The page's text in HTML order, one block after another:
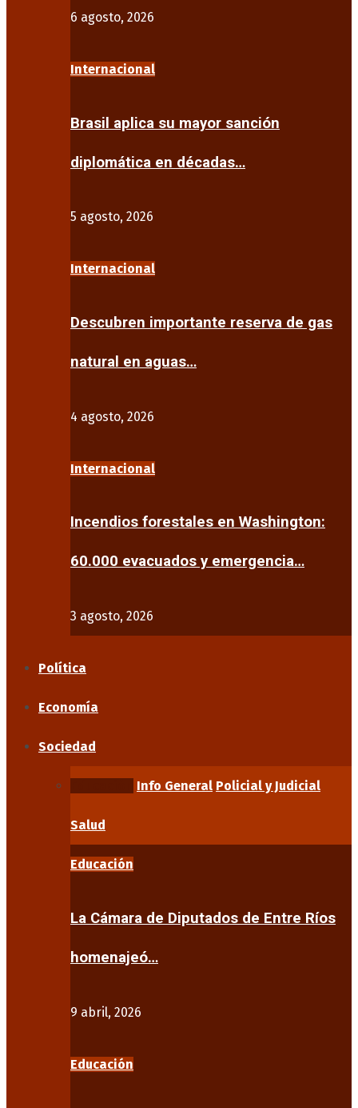
6 agosto, 2026
Internacional
Brasil aplica su mayor sanción
diplomática en décadas…
5 agosto, 2026
Internacional
Descubren importante reserva de gas
natural en aguas…
4 agosto, 2026
Internacional
Incendios forestales en Washington:
60.000 evacuados y emergencia…
3 agosto, 2026
Política
Economía
Sociedad
Info General Policial y Judicial
Salud
Educación
La Cámara de Diputados de Entre Ríos
homenajeó…
9 abril, 2026
Educación